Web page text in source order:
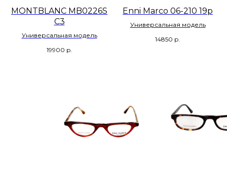
MONTBLANC MB0226S
C3
Универсальная модель
19900 р.
Enni Marco 06-210 19р
Универсальная модель
14850 р.